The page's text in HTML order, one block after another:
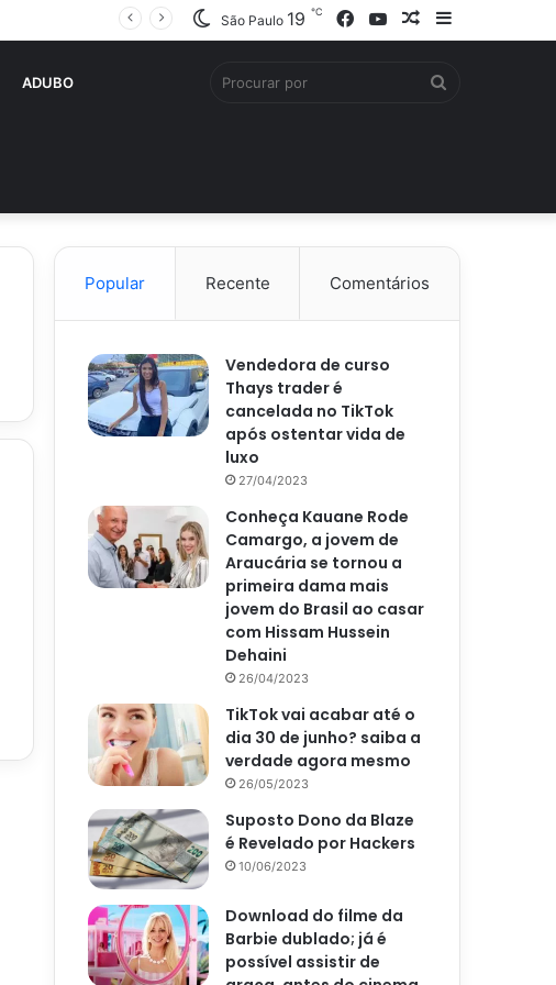
Barra
Artigo
YouTube
Facebook
São Paulo 19 ℃
ADUBO
Popular Recente Comentários
Vendedora de curso
Thays trader é
cancelada no TikTok
após ostentar vida de
luxo
27/04/2023
Conheça Kauane Rode
Camargo, a jovem de
Araucária se tornou a
primeira dama mais
jovem do Brasil ao casar
com Hissam Hussein
Dehaini
26/04/2023
TikTok vai acabar até o
dia 30 de junho? saiba a
verdade agora mesmo
26/05/2023
Suposto Dono da Blaze
é Revelado por Hackers
10/06/2023
Download do filme da
Barbie dublado; já é
possível assistir de